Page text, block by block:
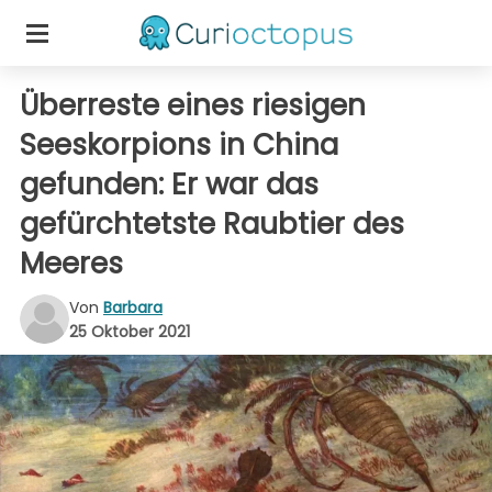
Überreste eines riesigen
Seeskorpions in China
gefunden: Er war das
gefürchtetste Raubtier des
Meeres
Von Barbara
25 Oktober 2021